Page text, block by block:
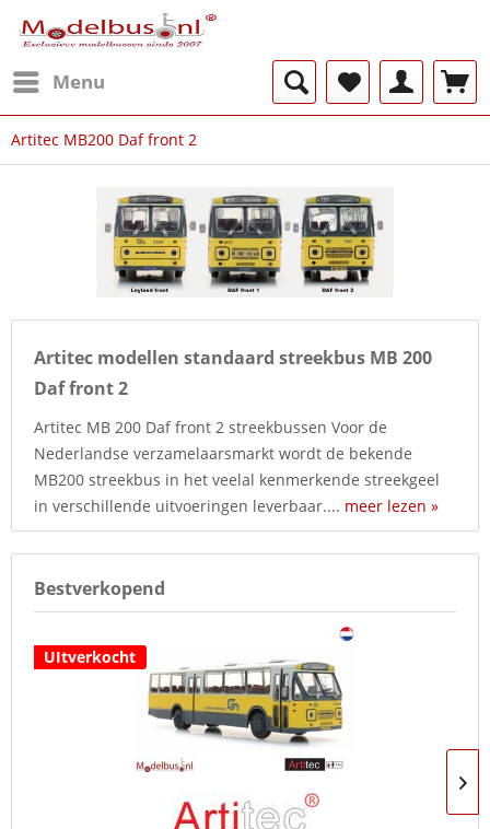
Menu
Artitec MB200 Daf front 2
Artitec modellen standaard streekbus MB 200
Daf front 2
Artitec MB 200 Daf front 2 streekbussen Voor de
Nederlandse verzamelaarsmarkt wordt de bekende
MB200 streekbus in het veelal kenmerkende streekgeel
in verschillende uitvoeringen leverbaar.... meer lezen »
Bestverkopend
UItverkocht